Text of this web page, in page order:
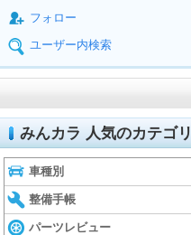
フォロー
ユーザー内検索
みんカラ 人気のカテゴリ
車種別
整備手帳
パーツレビュー